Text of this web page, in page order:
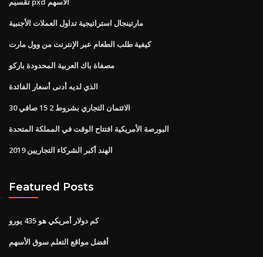
مارتينجال استراتيجية تداول العملات الأجنبية
كيفية طلب الطعام عبر الإنترنت من وول مارت
مصفاة باك العربية المحدودة باركو
الذي لديه أدنى أسعار الفائدة
الائتمان التجاري بشروط 2 15 صافي 30
البورصة الأمريكية افتتاح الوقت في المملكة المتحدة
الهند أكبر الشركاء التجاريين 2019
Featured Posts
كم دولار أمريكي هو 435 يورو
أفضل مواقع التعلم سوق الأسهم